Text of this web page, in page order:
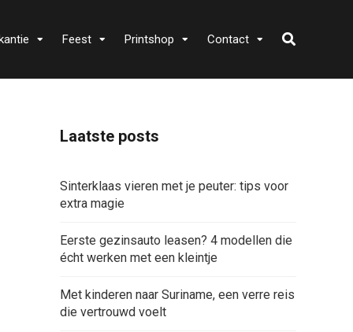
Feest Printshop Contact
Laatste posts
Sinterklaas vieren met je peuter: tips voor
extra magie
Eerste gezinsauto leasen? 4 modellen die
écht werken met een kleintje
Met kinderen naar Suriname, een verre reis
die vertrouwd voelt